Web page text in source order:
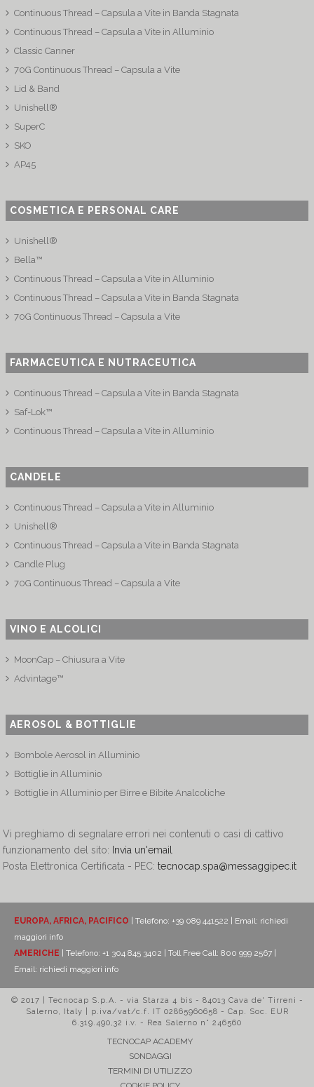
Continuous Thread – Capsula a Vite in Banda Stagnata
Continuous Thread – Capsula a Vite in Alluminio
Classic Canner
70G Continuous Thread – Capsula a Vite
Lid & Band
Unishell®
SuperC
SKO
AP45
COSMETICA E PERSONAL CARE
Unishell®
Bella™
Continuous Thread – Capsula a Vite in Alluminio
Continuous Thread – Capsula a Vite in Banda Stagnata
70G Continuous Thread – Capsula a Vite
FARMACEUTICA E NUTRACEUTICA
Continuous Thread – Capsula a Vite in Banda Stagnata
Saf-Lok™
Continuous Thread – Capsula a Vite in Alluminio
CANDELE
Continuous Thread – Capsula a Vite in Alluminio
Unishell®
Continuous Thread – Capsula a Vite in Banda Stagnata
Candle Plug
70G Continuous Thread – Capsula a Vite
VINO E ALCOLICI
MoonCap – Chiusura a Vite
Advintage™
AEROSOL & BOTTIGLIE
Bombole Aerosol in Alluminio
Bottiglie in Alluminio
Bottiglie in Alluminio per Birre e Bibite Analcoliche
Vi preghiamo di segnalare errori nei contenuti o casi di cattivo
funzionamento del sito: Invia un'email
Posta Elettronica Certificata - PEC:tecnocap.spa@messaggipec.it
EUROPA, AFRICA, PACIFICO | Telefono: +39 089 441522 | Email: richiedi
maggiori info
AMERICHE | Telefono: +1 304 845 3402 | Toll Free Call: 800 999 2567 |
Email: richiedi maggiori info
© 2017 | Tecnocap S.p.A. - via Starza 4 bis - 84013 Cava de' Tirreni -
Salerno, Italy | p.iva/vat/c.f. IT 02865960658 - Cap. Soc. EUR
6.319.490,32 i.v. - Rea Salerno n° 246560
TECNOCAP ACADEMY
SONDAGGI
TERMINI DI UTILIZZO